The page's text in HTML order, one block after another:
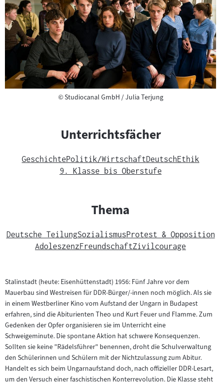
©Copyright
Studiocanal GmbH / Julia Terjung
Unterrichtsfächer
GeschichtePolitik/WirtschaftDeutschEthik
9. Klasse bis Oberstufe
Thema
Deutsche TeilungSozialismusProtest & Opposition
AdoleszenzFreundschaftZivilcourage
Stalinstadt (heute: Eisenhüttenstadt) 1956: Fünf Jahre vor dem
Mauerbau sind Westreisen für DDR-Bürger/-innen noch möglich. Als sie
in einem Westberliner Kino vom Aufstand der Ungarn in Budapest
erfahren, sind die Abiturienten Theo und Kurt Feuer und Flamme. Zum
Gedenken der Opfer organisieren sie im Unterricht eine
Schweigeminute. Die spontane Aktion hat schwere Konsequenzen.
Sollten sie keine "Rädelsführer" benennen, droht die Schulverwaltung
den Schülerinnen und Schülern mit der Nichtzulassung zum Abitur.
Handelt es sich beim Ungarnaufstand doch, nach offizieller DDR-Lesart,
um den Versuch einer faschistischen Konterrevolution. Die Klasse steht